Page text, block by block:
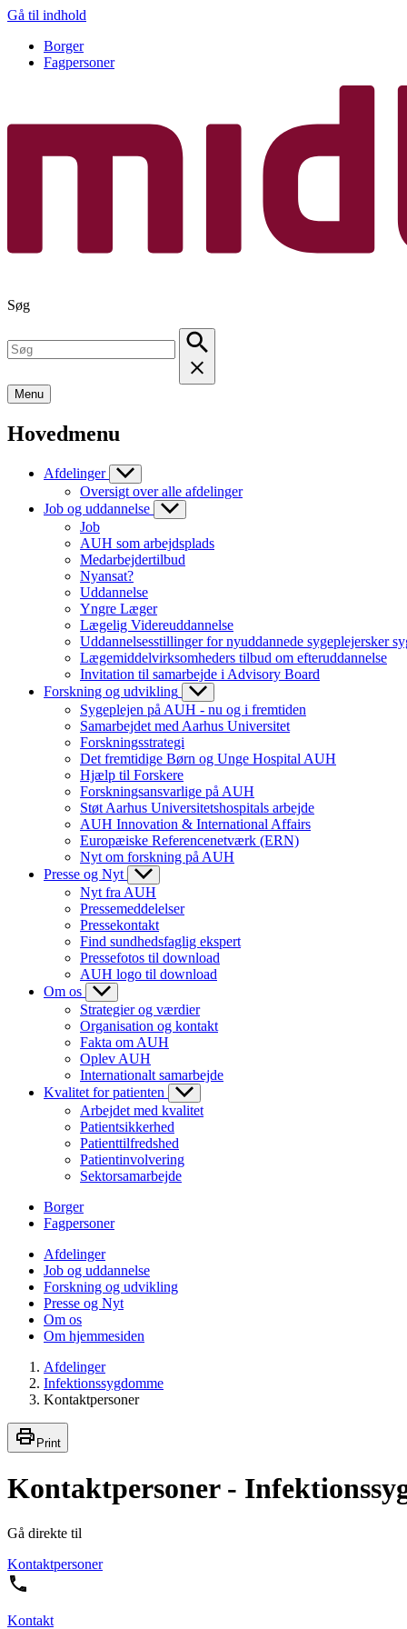
Gå til indhold
Borger
Fagpersoner
Søg
Menu
Hovedmenu
Afdelinger
Oversigt over alle afdelinger
Job og uddannelse
Job
AUH som arbejdsplads
Medarbejdertilbud
Nyansat?
Uddannelse
Yngre Læger
Lægelig Videreuddannelse
Uddannelsesstillinger for nyuddannede sygeplejersker
Lægemiddelvirksomheders tilbud om efteruddannelse
Invitation til samarbejde i Advisory Board
Forskning og udvikling
Sygeplejen på AUH - nu og i fremtiden
Samarbejdet med Aarhus Universitet
Forskningsstrategi
Det fremtidige Børn og Unge Hospital AUH
Hjælp til Forskere
Forskningsansvarlige på AUH
Støt Aarhus Universitetshospitals arbejde
AUH Innovation & International Affairs
Europæiske Referencenetværk (ERN)
Nyt om forskning på AUH
Presse og Nyt
Nyt fra AUH
Pressemeddelelser
Pressekontakt
Find sundhedsfaglig ekspert
Pressefotos til download
AUH logo til download
Om os
Strategier og værdier
Organisation og kontakt
Fakta om AUH
Oplev AUH
Internationalt samarbejde
Kvalitet for patienten
Arbejdet med kvalitet
Patientsikkerhed
Patienttilfredshed
Patientinvolvering
Sektorsamarbejde
Borger
Fagpersoner
Afdelinger
Job og uddannelse
Forskning og udvikling
Presse og Nyt
Om os
Om hjemmesiden
Afdelinger
Infektionssygdomme
Kontaktpersoner
Print
Kontaktpersoner -
Gå direkte til
Kontaktpersoner
Kontakt